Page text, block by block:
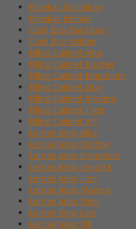
Brankas Daichiban
Brankas Ichiban
Cash Box Daichiban
Cash Box Ichiban
Filling Cabinet Alba
Filling Cabinet Brother
Filling Cabinet Emporium
Filling Cabinet Lion
Filling Cabinet Modera
Filling Cabinet Tiger
Filling Cabinet VIP
Lemari Arsip Alba
Lemari Arsip Brother
Lemari Arsip Emporium
Lemari Arsip Importa
Lemari Arsip Lion
Lemari Arsip Modera
Lemari Arsip Tiger
Lemari Arsip Uno
Lemari Arsip VIP